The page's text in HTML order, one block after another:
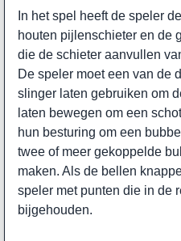
In het spel heeft de speler
houten pijlenschieter en de
die de schieter aanvullen
De speler moet een van de
slinger laten gebruiken om
laten bewegen om een
hun besturing om een
twee of meer gekoppelde
maken. Als de bellen
speler met punten die in de
bijgehouden.